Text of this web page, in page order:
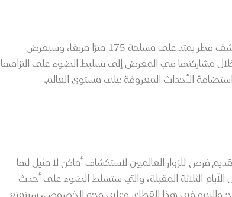
وبصفتها الشريك الاستراتيجي للمعرض، ستستضيف قطر للسياحة جناحًا مشتركًا مع اكتشف قطر يمتد على مساحة 175 مترًا مربعًا، وسيعرض
مشاركتها في المعرض إلى تسليط الضوء على التزامها
الأحداث المعروفة على مستوى العالم.
فرص للزوار العالميين لاستكشاف أماكن لا مثيل لها
الثلاثة المقبلة، والتي ستسلط الضوء على أحدث